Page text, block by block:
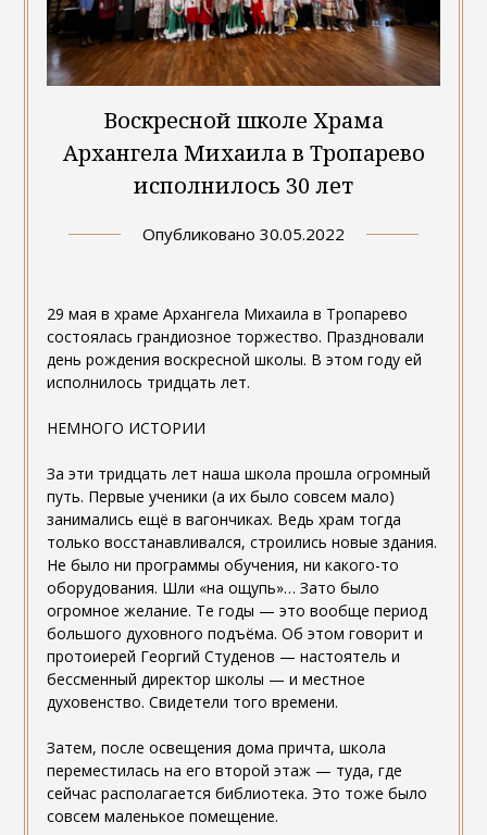
Воскресной школе Храма
Архангела Михаила в Тропарево
исполнилось 30 лет
Опубликовано 30.05.2022
29 мая в храме Архангела Михаила в Тропарево
состоялась грандиозное торжество. Праздновали
день рождения воскресной школы. В этом году ей
исполнилось тридцать лет.
НЕМНОГО ИСТОРИИ
За эти тридцать лет наша школа прошла огромный
путь. Первые ученики (а их было совсем мало)
занимались ещё в вагончиках. Ведь храм тогда
только восстанавливался, строились новые здания.
Не было ни программы обучения, ни какого-то
оборудования. Шли «на ощупь»… Зато было
огромное желание. Те годы — это вообще период
большого духовного подъёма. Об этом говорит и
протоиерей Георгий Студенов — настоятель и
бессменный директор школы — и местное
духовенство. Свидетели того времени.
Затем, после освещения дома причта, школа
переместилась на его второй этаж — туда, где
сейчас располагается библиотека. Это тоже было
совсем маленькое помещение.